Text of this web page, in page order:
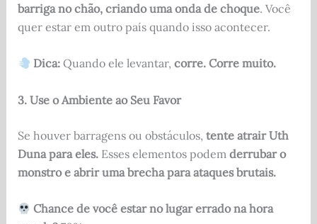
barriga no chão, criando uma onda de choque. Você
quer estar em outro país quando isso acontecer.
Dica:Quando ele levantar, corre. Corre muito.
3. Use o Ambiente ao Seu Favor
Se houver barragens ou obstáculos, tente atrair Uth
Duna para eles.Esses elementos podem derrubar o
monstro e abrir uma brecha para ataques brutais.
Chance de você estar no lugar errado na hora